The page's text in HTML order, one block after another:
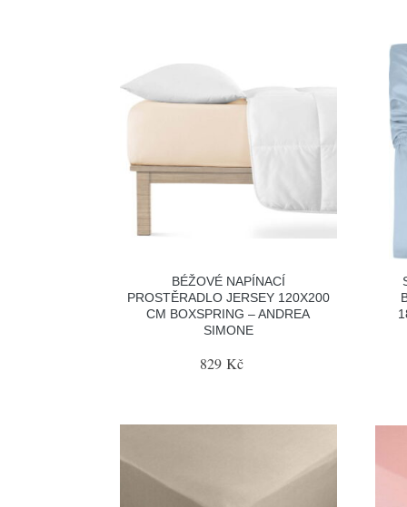
BÉŽOVÉ NAPÍNACÍ
PROSTĚRADLO JERSEY 120X200
CM BOXSPRING – ANDREA
SIMONE
829 Kč